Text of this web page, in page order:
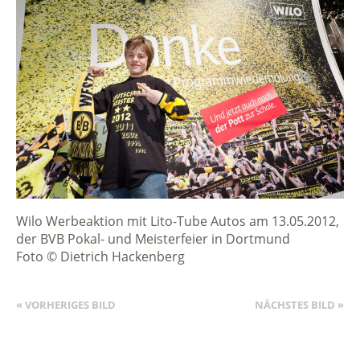
Wilo Werbeaktion mit Lito-Tube Autos am 13.05.2012,
der BVB Pokal- und Meisterfeier in Dortmund
Foto © Dietrich Hackenberg
« VORHERIGES BILD NÄCHSTES BILD »